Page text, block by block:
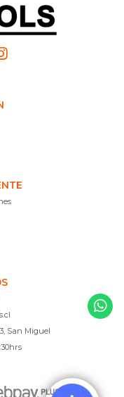
San Miguel